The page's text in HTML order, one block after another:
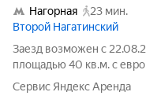
Нагорная
23 мин.
Второй Нагатинский
Заезд возможен с
площадью 40 кв.м. с
доме на срок от 11 месяцев. Из
Духовой шкаф Стиральная машина Холодильник
Сервис Яндекс Аренда